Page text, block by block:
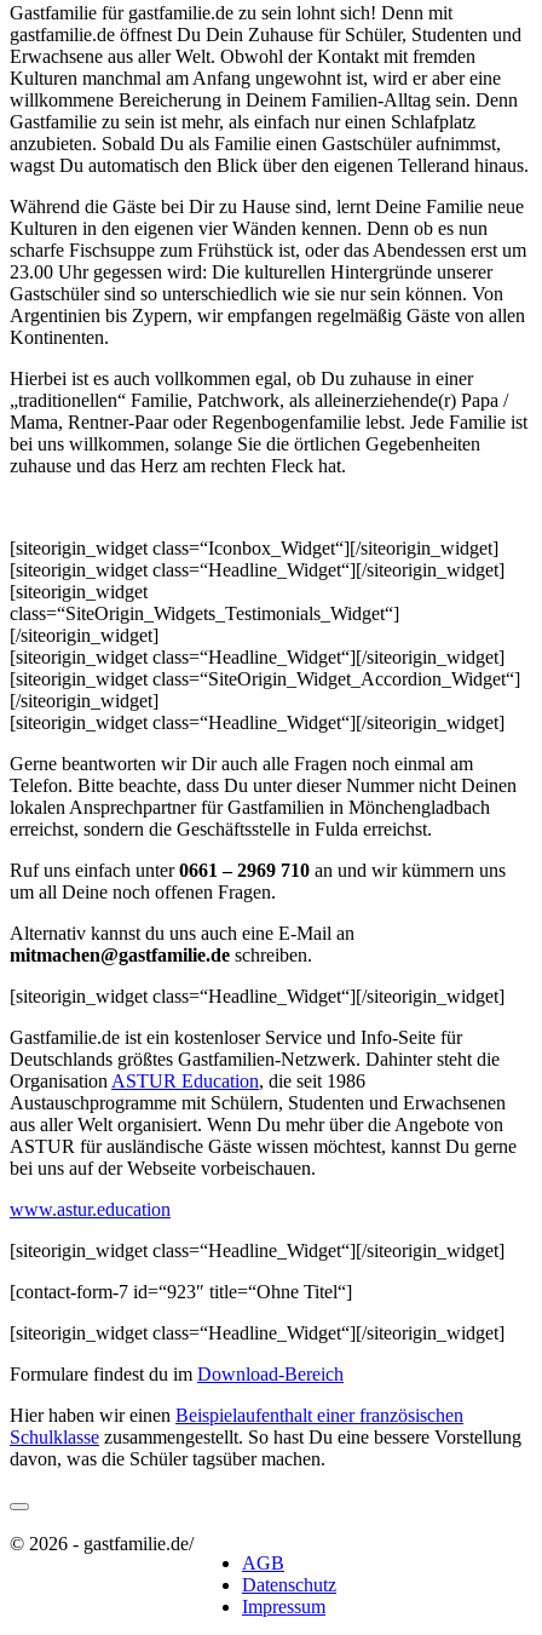
Gastfamilie für gastfamilie.de zu sein lohnt sich! Denn mit
gastfamilie.de öffnest Du Dein Zuhause für Schüler, Studenten und
Erwachsene aus aller Welt. Obwohl der Kontakt mit fremden
Kulturen manchmal am Anfang ungewohnt ist, wird er aber eine
willkommene Bereicherung in Deinem Familien-Alltag sein. Denn
Gastfamilie zu sein ist mehr, als einfach nur einen Schlafplatz
anzubieten. Sobald Du als Familie einen Gastschüler aufnimmst,
wagst Du automatisch den Blick über den eigenen Tellerand hinaus.
Während die Gäste bei Dir zu Hause sind, lernt Deine Familie neue
Kulturen in den eigenen vier Wänden kennen. Denn ob es nun
scharfe Fischsuppe zum Frühstück ist, oder das Abendessen erst um
23.00 Uhr gegessen wird: Die kulturellen Hintergründe unserer
Gastschüler sind so unterschiedlich wie sie nur sein können. Von
Argentinien bis Zypern, wir empfangen regelmäßig Gäste von allen
Kontinenten.
Hierbei ist es auch vollkommen egal, ob Du zuhause in einer
„traditionellen“ Familie, Patchwork, als alleinerziehende(r) Papa /
Mama, Rentner-Paar oder Regenbogenfamilie lebst. Jede Familie ist
bei uns willkommen, solange Sie die örtlichen Gegebenheiten
zuhause und das Herz am rechten Fleck hat.
[siteorigin_widget class=“Iconbox_Widget“][/siteorigin_widget]
[siteorigin_widget class=“Headline_Widget“][/siteorigin_widget]
[siteorigin_widget
class=“SiteOrigin_Widgets_Testimonials_Widget“]
[/siteorigin_widget]
[siteorigin_widget class=“Headline_Widget“][/siteorigin_widget]
[siteorigin_widget class=“SiteOrigin_Widget_Accordion_Widget“]
[/siteorigin_widget]
[siteorigin_widget class=“Headline_Widget“][/siteorigin_widget]
Gerne beantworten wir Dir auch alle Fragen noch einmal am
Telefon. Bitte beachte, dass Du unter dieser Nummer nicht Deinen
lokalen Ansprechpartner für Gastfamilien in Mönchengladbach
erreichst, sondern die Geschäftsstelle in Fulda erreichst.
Ruf uns einfach unter0661 – 2969 710 an und wir kümmern uns
um all Deine noch offenen Fragen.
Alternativ kannst du uns auch eine E-Mail an
mitmachen@gastfamilie.de schreiben.
[siteorigin_widget class=“Headline_Widget“][/siteorigin_widget]
Gastfamilie.de ist ein kostenloser Service und Info-Seite für
Deutschlands größtes Gastfamilien-Netzwerk. Dahinter steht die
Organisation ASTUR Education, die seit 1986
Austauschprogramme mit Schülern, Studenten und Erwachsenen
aus aller Welt organisiert. Wenn Du mehr über die Angebote von
ASTUR für ausländische Gäste wissen möchtest, kannst Du gerne
bei uns auf der Webseite vorbeischauen.
www.astur.education
[siteorigin_widget class=“Headline_Widget“][/siteorigin_widget]
[contact-form-7 id=“923″ title=“Ohne Titel“]
[siteorigin_widget class=“Headline_Widget“][/siteorigin_widget]
Formulare findest du im Download-Bereich
Hier haben wir einen Beispielaufenthalt einer französischen
Schulklasse zusammengestellt. So hast Du eine bessere Vorstellung
davon, was die Schüler tagsüber machen.
© 2026 - gastfamilie.de/
AGB
Datenschutz
Impressum